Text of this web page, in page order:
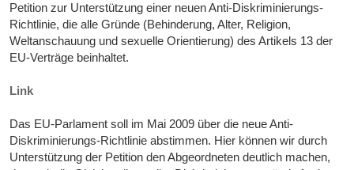
Petition zur Unterstützung einer neuen Anti-Diskriminierungs-
Richtlinie, die alle Gründe (Behinderung, Alter, Religion,
Weltanschauung und sexuelle Orientierung) des Artikels 13 der
EU-Verträge beinhaltet.
Link
Das EU-Parlament soll im Mai 2009 über die neue Anti-
Diskriminierungs-Richtlinie abstimmen. Hier können wir durch
Unterstützung der Petition den Abgeordneten deutlich machen,